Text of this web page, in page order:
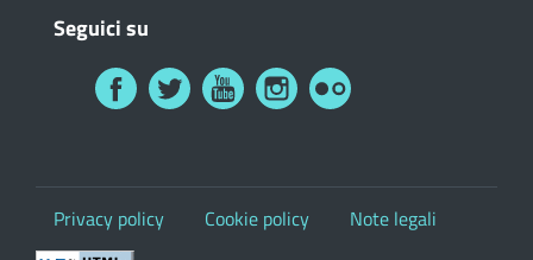
Seguici su
Privacy policy Cookie policy Note legali